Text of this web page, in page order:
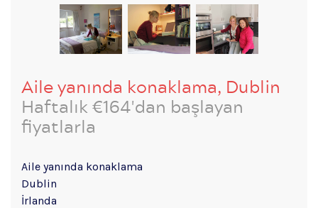
Aile yanında konaklama, Dublin
Haftalık €164'dan başlayan
fiyatlarla
Aile yanında konaklama
Dublin
İrlanda